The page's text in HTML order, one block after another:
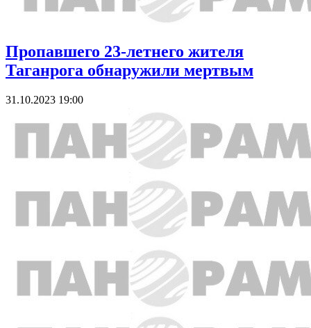
Пропавшего 23-летнего жителя
Таганрога обнаружили мертвым
31.10.2023 19:00